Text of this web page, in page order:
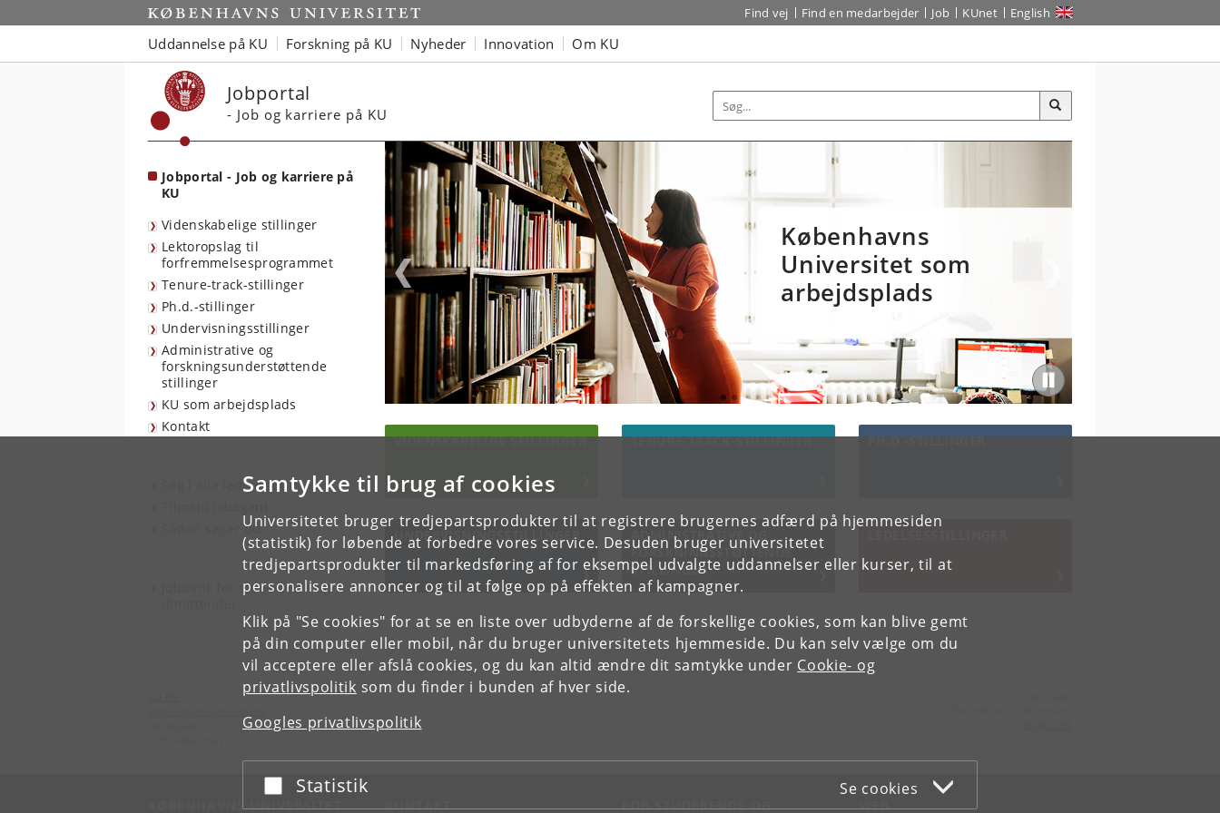
Samtykke til brug af cookies
Universitetet bruger tredjepartsprodukter til at registrere brugernes adfærd på hjemmesiden
(statistik) for løbende at forbedre vores service. Desuden bruger universitetet
tredjepartsprodukter til markedsføring af for eksempel udvalgte uddannelser eller kurser, til at
personalisere annoncer og til at følge op på effekten af kampagner.
Klik på "Se cookies" for at se en liste over udbyderne af de forskellige cookies, som kan blive gemt
på din computer eller mobil, når du bruger universitetets hjemmeside. Du kan selv vælge om du
vil acceptere eller afslå cookies, og du kan altid ændre dit samtykke under Cookie- og
privatlivspolitik som du finder i bunden af hver side.
Googles privatlivspolitik
Acceptér eller afslå
Statistik Se cookies
Start Find vej Find en medarbejder Job KUnet English
Uddannelse på KU Forskning på KU Nyheder Innovation Om KU
Jobportal
- Job og karriere på KU
Jobportal - Job og karriere på
KU
Videnskabelige stillinger
Lektoropslag til
forfremmelsesprogrammet
Tenure-track-stillinger
Ph.d.-stillinger
Undervisningsstillinger
Administrative og
forskningsunderstøttende
stillinger
KU som arbejdsplads
Kontakt
Søg i alle ledige stillinger
Sådan søger du
Jobbank for studerende og
Københavns
Universitet som
arbejdsplads
Vil du være med til
at udvikle
fremtidens
landbrug?
VIDENSKABELIGE STILLINGER
UNDERVISNINGSSTILLINGER
TENURE-TRACK-STILLINGER
ADMINISTRATIVE OG
FORSKNINGSSTØTTENDE
STILLINGER
PH.D.-STILLINGER
KØBENHAVNS UNIVERSITET KONTAKT FOR STUDERENDE OG WEB